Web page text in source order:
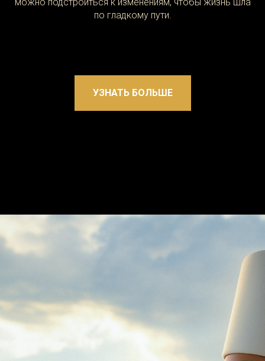
по гладкому пути.
УЗНАТЬ БОЛЬШЕ